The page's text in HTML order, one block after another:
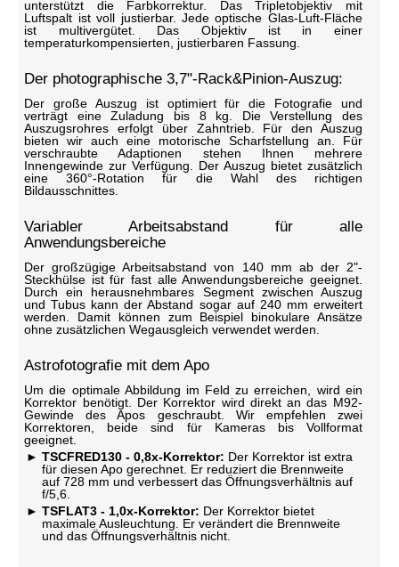
unterstützt die Farbkorrektur. Das Tripletobjektiv mit
Luftspalt ist voll justierbar. Jede optische Glas-Luft-Fläche
ist multivergütet. Das Objektiv ist in einer
temperaturkompensierten, justierbaren Fassung.
Der photographische 3,7"-Rack&Pinion-Auszug:
Der große Auszug ist optimiert für die Fotografie und
verträgt eine Zuladung bis 8 kg. Die Verstellung des
Auszugsrohres erfolgt über Zahntrieb. Für den Auszug
bieten wir auch eine motorische Scharfstellung an. Für
verschraubte Adaptionen stehen Ihnen mehrere
Innengewinde zur Verfügung. Der Auszug bietet zusätzlich
eine 360°-Rotation für die Wahl des richtigen
Bildausschnittes.
Variabler Arbeitsabstand für alle
Anwendungsbereiche
Der großzügige Arbeitsabstand von 140 mm ab der 2"-
Steckhülse ist für fast alle Anwendungsbereiche geeignet.
Durch ein herausnehmbares Segment zwischen Auszug
und Tubus kann der Abstand sogar auf 240 mm erweitert
werden. Damit können zum Beispiel binokulare Ansätze
ohne zusätzlichen Wegausgleich verwendet werden.
Astrofotografie mit dem Apo
Um die optimale Abbildung im Feld zu erreichen, wird ein
Korrektor benötigt. Der Korrektor wird direkt an das M92-
Gewinde des Apos geschraubt. Wir empfehlen zwei
Korrektoren, beide sind für Kameras bis Vollformat
geeignet.
TSCFRED130 - 0,8x-Korrektor: Der Korrektor ist extra
für diesen Apo gerechnet. Er reduziert die Brennweite
auf 728 mm und verbessert das Öffnungsverhältnis auf
f/5,6.
TSFLAT3 - 1,0x-Korrektor: Der Korrektor bietet
maximale Ausleuchtung. Er verändert die Brennweite
und das Öffnungsverhältnis nicht.